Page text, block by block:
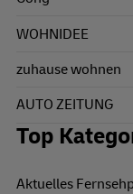
WOHNIDEE
zuhause wohnen
AUTO ZEITUNG
Top
Aktuelles